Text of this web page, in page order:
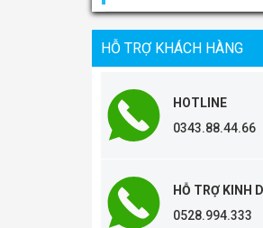
HỖ TRỢ KHÁCH HÀNG
HOTLINE
0343.88.44.66
HỖ TRỢ KINH
0528.994.333